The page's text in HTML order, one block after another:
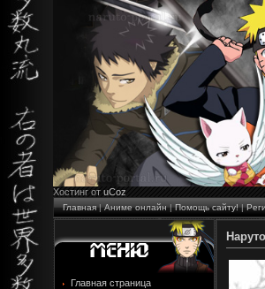
Хостинг от uCoz
Главная|Аниме онлайн|Помощь сайту!|
Главная страница
Наруто